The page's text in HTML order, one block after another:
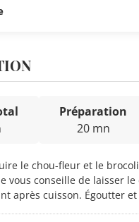
Préparation
20 mn
le chou-fleur et le brocoli
vous conseille de laisser
après cuisson. Égoutter